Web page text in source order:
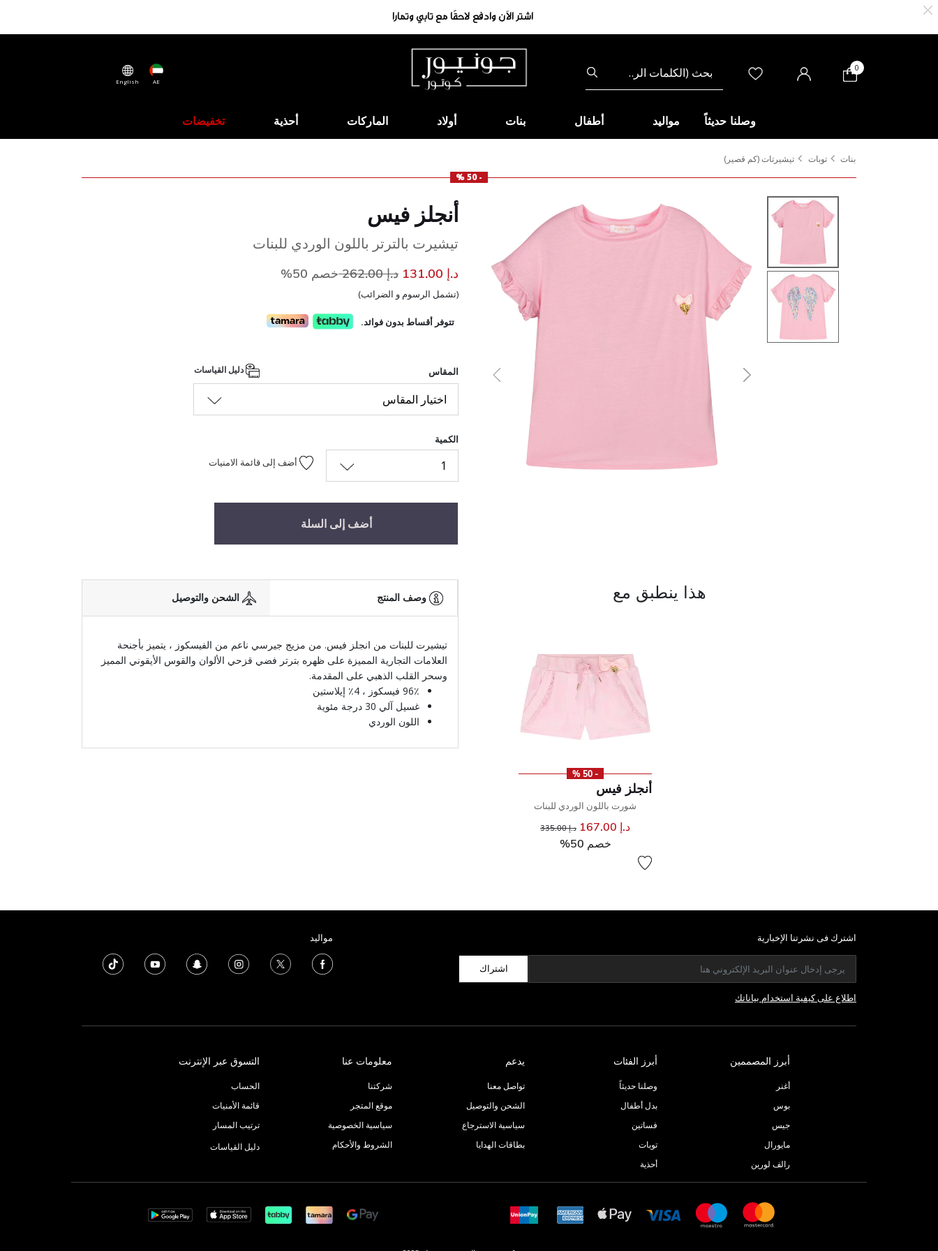
AE
English
0
وصلنا حديثاً مواليد أطفال بنات أولاد الماركات أحذية تخفيضات
بنات توبات
تيشيرتات (كم قصير)
- 50 %
السابق
هذا ينطبق مع
- 50 %
أنجلز فيس
شورت باللون الوردي للبنات
د.إ 167.00 سعر مخفض مند.إ 335.00
خصم 50%
أنجلز فيس
تيشيرت بالترتر باللون الوردي للبنات
د.إ 131.00 سعر مخفض مند.إ 262.00 إلى
خصم 50%
(تشمل الرسوم و الضرائب)
تتوفر أقساط بدون فوائد.
المقاس
اختيار المقاس
الكمية
1 أضف إلى قائمة الامنيات
أضف إلى السلة
وصف المنتج الشحن والتوصيل
تيشيرت للبنات من انجلز فيس. من مزيج جيرسي ناعم من الفيسكوز ، يتميز بأجنحة
العلامات التجارية المميزة على ظهره بترتر فضي قزحي الألوان والقوس الأيقوني المميز
وسحر القلب الذهبي على المقدمة.
96٪ فيسكوز ، 4٪ إيلاستين
غسيل آلي 30 درجة مئوية
اللون الوردي
اشترك فى نشرتنا الإخبارية
اشتراك
اطلاع على كيفية استخدام بياناتك
مواليد
أبرز المصممين
أغنر
بوس
جيس
مايورال
رالف لورين
أبرز الفئات
وصلنا حديثاً
بدل أطفال
فساتين
توبات
أحذية
يدعم
تواصل معنا
الشحن والتوصيل
سياسية الاسترجاع
بطاقات الهدايا
معلومات عنا
شركتنا
موقع المتجر
سياسية الخصوصية
الشروط والأحكام
التسوق عبر الإنترنت
الحساب
قائمة الأمنيات
ترتيب المسار
دليل القياسات